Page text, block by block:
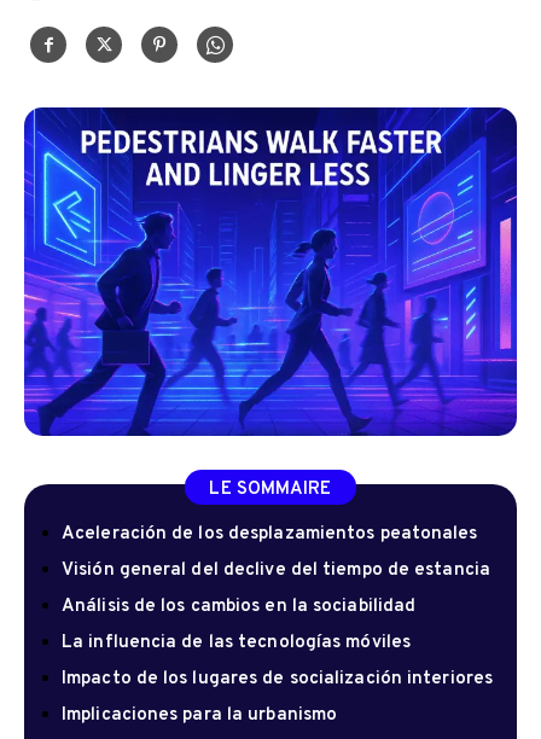
LE SOMMAIRE
Aceleración de los desplazamientos peatonales
Visión general del declive del tiempo de estancia
Análisis de los cambios en la sociabilidad
La influencia de las tecnologías móviles
Impacto de los lugares de socialización interiores
Implicaciones para la urbanismo